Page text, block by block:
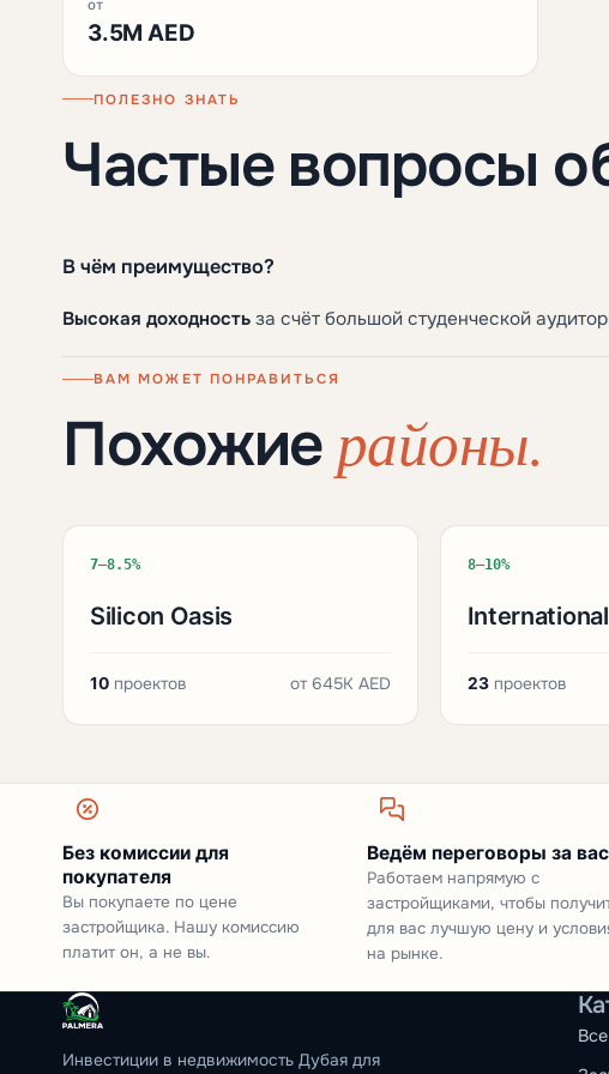
от
3.5M AED
ПОЛЕЗНО ЗНАТЬ
Частые вопросы
В чём преимущество?
Высокая доходность за счёт большой студенческой
ВАМ МОЖЕТ ПОНРАВИТЬСЯ
Похожие районы.
7–8.5%
Silicon Oasis
10 проектов от645K AED
8–10%
23проектов
Без комиссии для
покупателя
Вы покупаете по цене
застройщика. Нашу комиссию
платит он, а не вы.
Ведём переговоры за вас
Работаем напрямую с
застройщиками, чтобы
для вас лучшую цену и
на рынке.
Инвестиции в недвижимость Дубая для